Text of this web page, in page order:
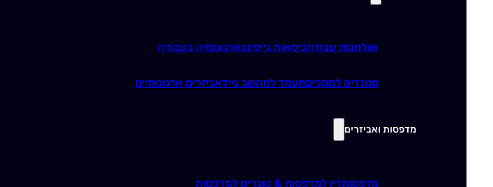
שולחנות עבודהכיסאות גיימינגארגונומיה בעבודה
סטנדים למסכיםמעמד למחשב ניידאביזרים ארגונומיים
מדפסות ואביזרים
מדפסותדיו למדפסות & טונרים למדפסות